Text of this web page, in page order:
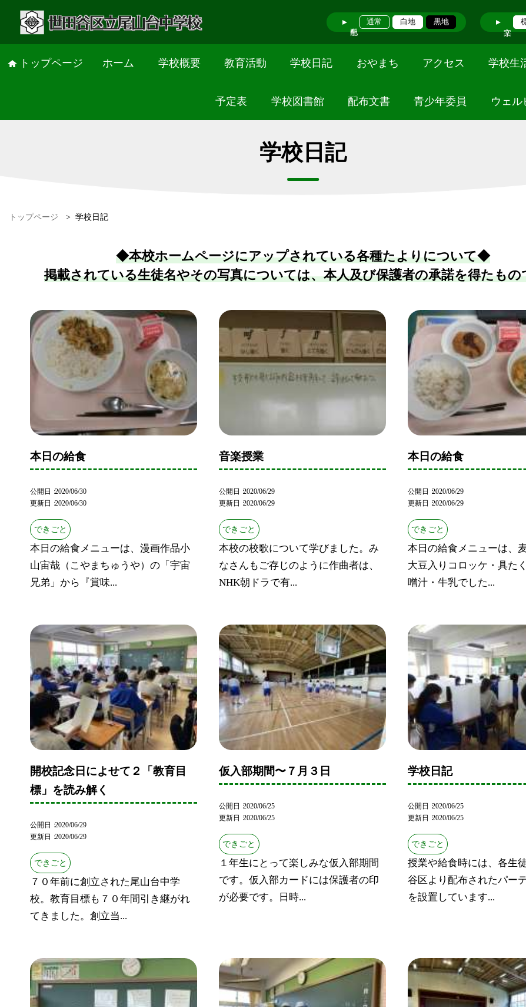
通常 白地 黒地
トップページ ホーム 学校概要 教育活動 学校日記 おやまち アクセス 学校生
予定表 学校図書館 配布文書 青少年委員 ウェル
学校日記
トップページ > 学校日記
◆本校ホームページにアップされている各種たよりについて◆
掲載されている生徒名やその写真については、本人及び保護者の承諾を得たもの
本日の給食
公開日
2020/06/30
更新日
2020/06/30
できごと
本日の給食メニューは、漫画作品小
山宙哉（こやまちゅうや）の「宇宙
兄弟」から『賞味...
音楽授業
公開日
2020/06/29
更新日
2020/06/29
できごと
本校の校歌について学びました。み
なさんもご存じのように作曲者は、
NHK朝ドラで有...
本日の給食
公開日 2020/06/29
更新日 2020/06/29
できごと
本日の給食メニューは、
大豆入りコロッケ・具た
噌汁・牛乳でした...
開校記念日によせて２「教育目
標」を読み解く
公開日
2020/06/29
更新日
2020/06/29
できごと
７０年前に創立された尾山台中学
校。教育目標も７０年間引き継がれ
てきました。創立当...
仮入部期間〜７月３日
公開日
2020/06/25
更新日
2020/06/25
できごと
１年生にとって楽しみな仮入部期間
です。仮入部カードには保護者の印
が必要です。日時...
学校日記
公開日 2020/06/25
更新日 2020/06/25
できごと
授業や給食時には、各生
谷区より配布されたパー
を設置しています...